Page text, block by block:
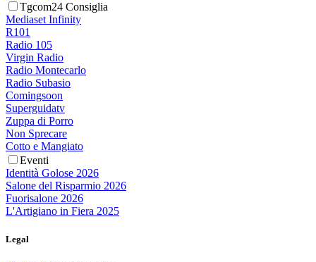
Tgcom24 Consiglia
Mediaset Infinity
R101
Radio 105
Virgin Radio
Radio Montecarlo
Radio Subasio
Comingsoon
Superguidatv
Zuppa di Porro
Non Sprecare
Cotto e Mangiato
Eventi
Identità Golose 2026
Salone del Risparmio 2026
Fuorisalone 2026
L'Artigiano in Fiera 2025
Legal